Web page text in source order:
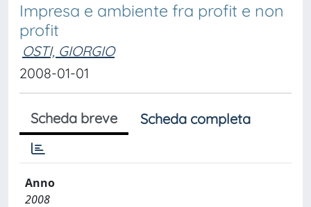
Impresa e ambiente fra profit e non
profit
OSTI, GIORGIO
2008-01-01
Scheda breve Scheda completa
Anno
2008